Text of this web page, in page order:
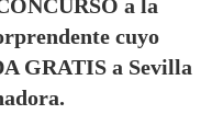
a la
cuyo
GRATIS a Sevilla